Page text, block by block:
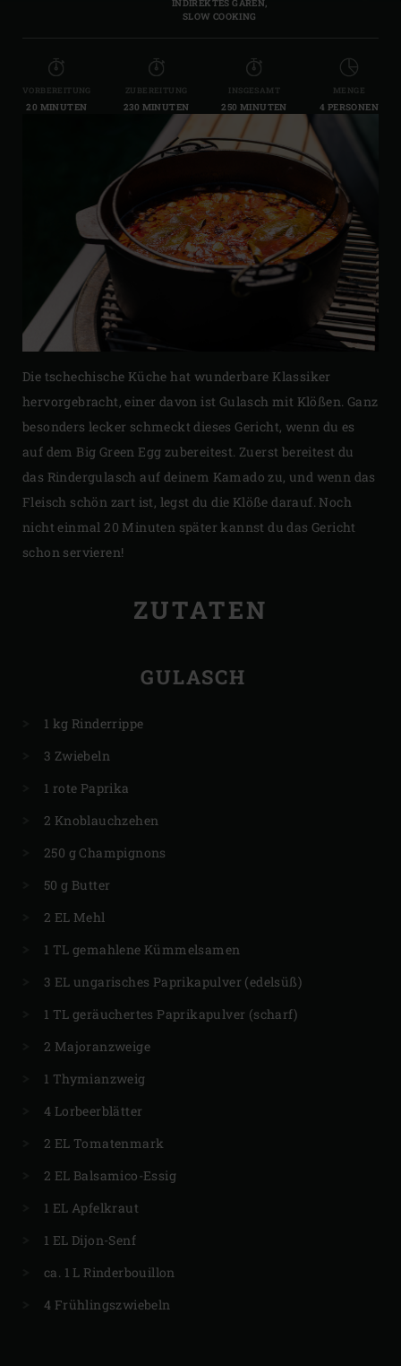
INDIREKTES GAREN,
SLOW COOKING
VORBEREITUNG
20 MINUTEN
ZUBEREITUNG
230 MINUTEN
INSGESAMT
250 MINUTEN
MENGE
4 PERSONEN
Die tschechische Küche hat wunderbare Klassiker
hervorgebracht, einer davon ist Gulasch mit Klößen. Ganz
besonders lecker schmeckt dieses Gericht, wenn du es
auf dem Big Green Egg zubereitest. Zuerst bereitest du
das Rindergulasch auf deinem Kamado zu, und wenn das
Fleisch schön zart ist, legst du die Klöße darauf. Noch
nicht einmal 20 Minuten später kannst du das Gericht
schon servieren!
ZUTATEN
GULASCH
1 kg Rinderrippe
3 Zwiebeln
1 rote Paprika
2 Knoblauchzehen
250 g Champignons
50 g Butter
2 EL Mehl
1 TL gemahlene Kümmelsamen
3 EL ungarisches Paprikapulver (edelsüß)
1 TL geräuchertes Paprikapulver (scharf)
2 Majoranzweige
1 Thymianzweig
4 Lorbeerblätter
2 EL Tomatenmark
2 EL Balsamico-Essig
1 EL Apfelkraut
1 EL Dijon-Senf
ca. 1 L Rinderbouillon
4 Frühlingszwiebeln